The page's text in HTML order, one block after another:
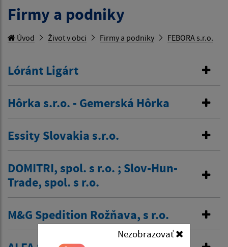
Nezobrazovať
Firmy a podniky
Úvod Život v obci Firmy a podniky FEBORA s.r.o.
Lóránt Ligárt
Hôrka s.r.o. - Gemerská Hôrka
Essity Slovakia s.r.o.
DOMITRI, spol. s r.o. ; Slov-Hun-
Trade, spol. s r.o.
M&G Spedition Rožňava, s r.o.